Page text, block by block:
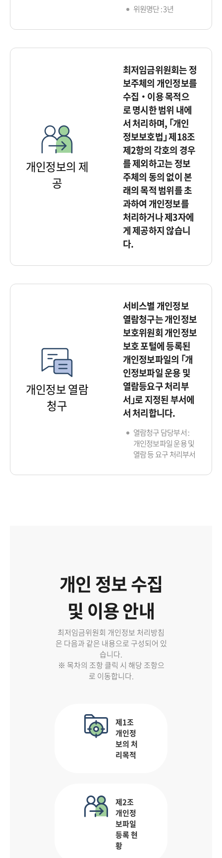
위원명단 : 3년
개인정보의 제
공
최저임금위원회는 정
보주체의 개인정보를
수집‧이용 목적으
로 명시한 범위 내에
서 처리하며, ｢개인
정보보호법｣ 제18조
제2항의 각호의 경우
를 제외하고는 정보
주체의 동의 없이 본
래의 목적 범위를 초
과하여 개인정보를
처리하거나 제3자에
게 제공하지 않습니
다.
개인정보 열람
청구
서비스별 개인정보
열람청구는 개인정보
보호위원회 개인정보
보호 포털에 등록된
개인정보파일의 ｢개
인정보파일 운용 및
열람등요구 처리부
서｣로 지정된 부서에
서 처리합니다.
열람청구 담당부서 :
개인정보파일 운용 및
열람 등 요구 처리부서
개인 정보 수집
및 이용 안내
최저임금위원회 개인정보 처리방침
은 다음과 같은 내용으로 구성되어 있
습니다.
※ 목차의 조항 클릭 시 해당 조항으
로 이동합니다.
제1조
개인정
보의 처
리목적
제2조
개인정
보파일
등록 현
황